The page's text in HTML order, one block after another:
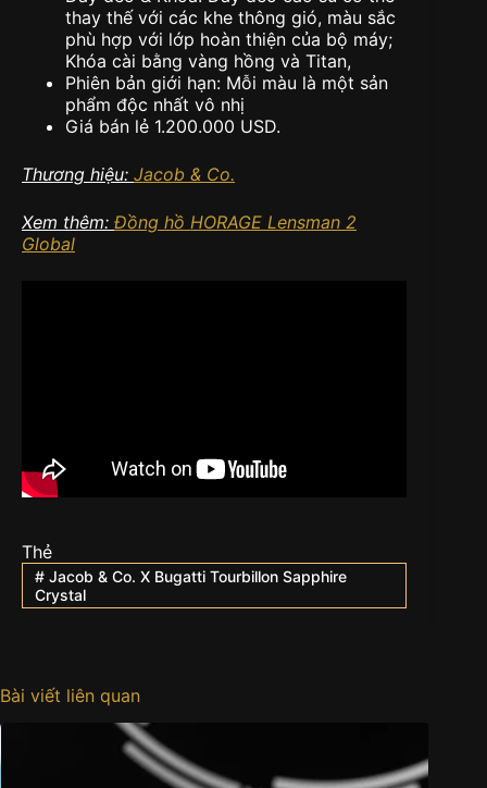
thay thế với các khe thông gió, màu sắc
phù hợp với lớp hoàn thiện của bộ máy;
Khóa cài bằng vàng hồng và Titan,
Phiên bản giới hạn: Mỗi màu là một sản
phẩm độc nhất vô nhị
Giá bán lẻ 1.200.000 USD.
Thương hiệu: Jacob & Co.
Xem thêm: Đồng hồ HORAGE Lensman 2
Global
Thẻ
#Jacob & Co. X Bugatti Tourbillon Sapphire
Crystal
Bài viết liên quan